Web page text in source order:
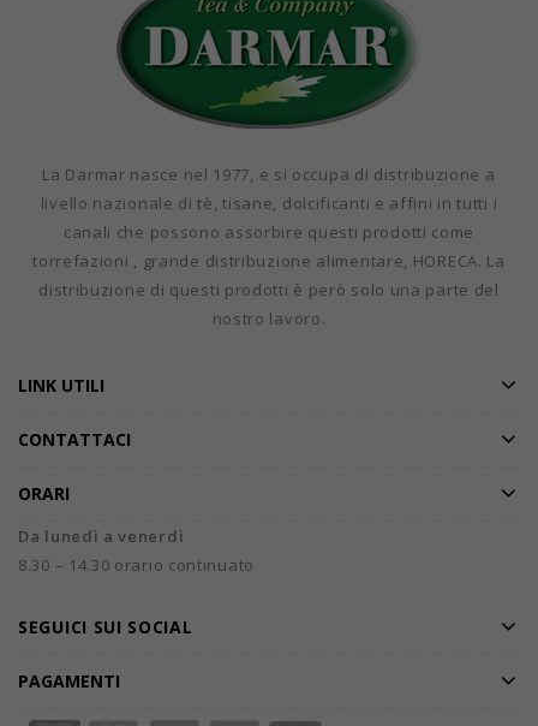
La Darmar nasce nel 1977, e si occupa di distribuzione a
livello nazionale di tè, tisane, dolcificanti e affini in tutti i
canali che possono assorbire questi prodotti come
torrefazioni , grande distribuzione alimentare, HORECA. La
distribuzione di questi prodotti è però solo una parte del
nostro lavoro.
LINK UTILI
CONTATTACI
ORARI
Da lunedì a venerdì
8.30 – 14.30 orario continuato
SEGUICI SUI SOCIAL
PAGAMENTI